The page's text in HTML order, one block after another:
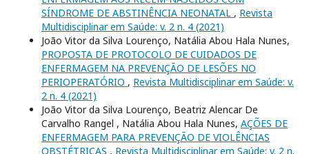
SÍNDROME DE ABSTINÊNCIA NEONATAL , Revista
Multidisciplinar em Saúde: v. 2 n. 4 (2021)
João Vitor da Silva Lourenço, Natália Abou Hala Nunes,
PROPOSTA DE PROTOCOLO DE CUIDADOS DE
ENFERMAGEM NA PREVENÇÃO DE LESÕES NO
PERIOPERATÓRIO , Revista Multidisciplinar em Saúde: v.
2 n. 4 (2021)
João Vitor da Silva Lourenço, Beatriz Alencar De
Carvalho Rangel , Natália Abou Hala Nunes, AÇÕES DE
ENFERMAGEM PARA PREVENÇÃO DE VIOLÊNCIAS
OBSTÉTRICAS , Revista Multidisciplinar em Saúde: v. 2 n.